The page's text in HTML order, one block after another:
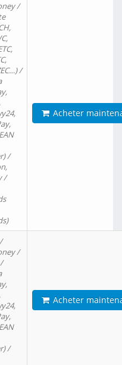
/
/
/
/
Acheter
/
/
Acheter